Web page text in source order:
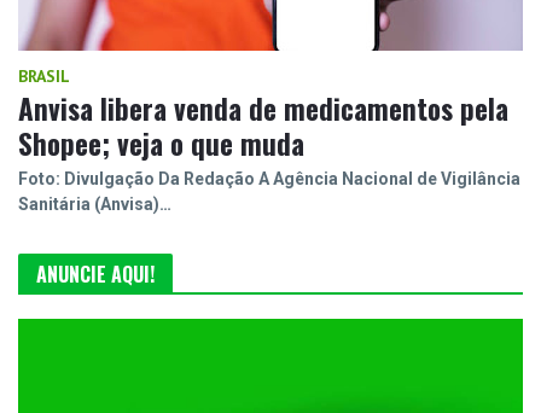
BRASIL
Anvisa libera venda de medicamentos pela
Shopee; veja o que muda
Foto: Divulgação Da Redação A Agência Nacional de Vigilância
Sanitária (Anvisa)…
ANUNCIE AQUI!